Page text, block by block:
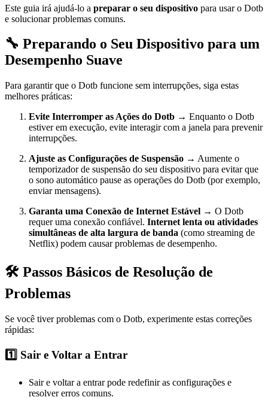
Este guia irá ajudá-lo a preparar o seu dispositivo para usar o Dotb
e solucionar problemas comuns.
🔧 Preparando o Seu Dispositivo para um
Desempenho Suave
Para garantir que o Dotb funcione sem interrupções, siga estas
melhores práticas:
Evite Interromper as Ações do Dotb → Enquanto o Dotb
estiver em execução, evite interagir com a janela para prevenir
interrupções.
Ajuste as Configurações de Suspensão → Aumente o
temporizador de suspensão do seu dispositivo para evitar que
o sono automático pause as operações do Dotb (por exemplo,
enviar mensagens).
Garanta uma Conexão de Internet Estável → O Dotb
requer uma conexão confiável. Internet lenta ou atividades
simultâneas de alta largura de banda (como streaming de
Netflix) podem causar problemas de desempenho.
🛠️ Passos Básicos de Resolução de
Problemas
Se você tiver problemas com o Dotb, experimente estas correções
rápidas:
1️⃣ Sair e Voltar a Entrar
Sair e voltar a entrar pode redefinir as configurações e
resolver erros comuns.